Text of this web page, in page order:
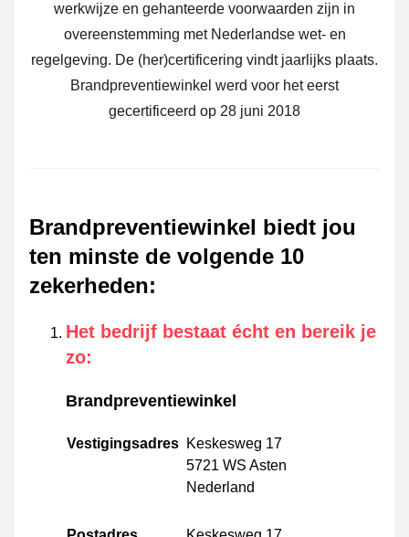
werkwijze en gehanteerde voorwaarden zijn in
overeenstemming met Nederlandse wet- en
regelgeving. De (her)certificering vindt jaarlijks plaats.
Brandpreventiewinkel werd voor het eerst
gecertificeerd op 28 juni 2018
Brandpreventiewinkel biedt jou
ten minste de volgende 10
zekerheden:
Het bedrijf bestaat écht en bereik je
zo:
Brandpreventiewinkel
Vestigingsadres Keskesweg 17
5721 WS Asten
Nederland